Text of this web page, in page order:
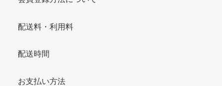
配送料・利用料
配送時間
お支払い方法